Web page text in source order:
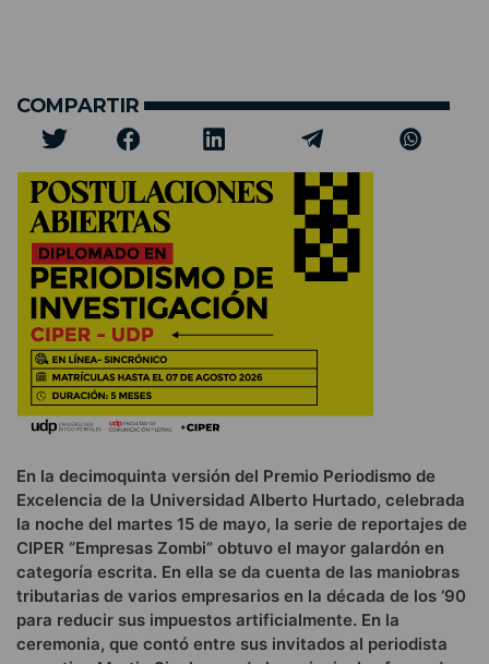
COMPARTIR
En la decimoquinta versión del Premio Periodismo de
Excelencia de la Universidad Alberto Hurtado, celebrada
la noche del martes 15 de mayo, la serie de reportajes de
CIPER “Empresas Zombi” obtuvo el mayor galardón en
categoría escrita. En ella se da cuenta de las maniobras
tributarias de varios empresarios en la década de los ‘90
para reducir sus impuestos artificialmente. En la
ceremonia, que contó entre sus invitados al periodista